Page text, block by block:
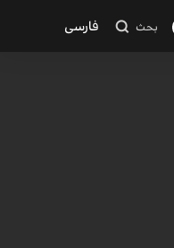
بحث فارسی